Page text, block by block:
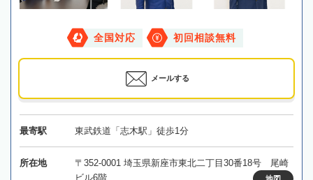
全国対応 初回相談無料
メールする
最寄駅 東武鉄道「志木駅」徒歩1分
所在地
〒352-0001 埼玉県新座市東北二丁目30番18号 尾崎
ビル6階